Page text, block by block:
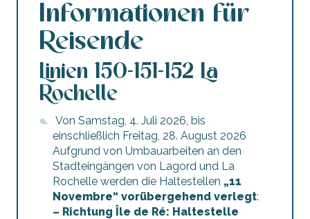
Informationen für
Reisende
Linien 150-151-152 La
Rochelle
Von Samstag, 4. Juli 2026, bis
einschließlich Freitag, 28. August 2026
Aufgrund von Umbauarbeiten an den
Stadteingängen von Lagord und La
Rochelle werden die Haltestellen „11
Novembre“ vorübergehend verlegt:
– Richtung Île de Ré: Haltestelle